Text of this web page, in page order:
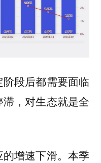
段后都需要面临
，对生态就是全
增速下滑。本季